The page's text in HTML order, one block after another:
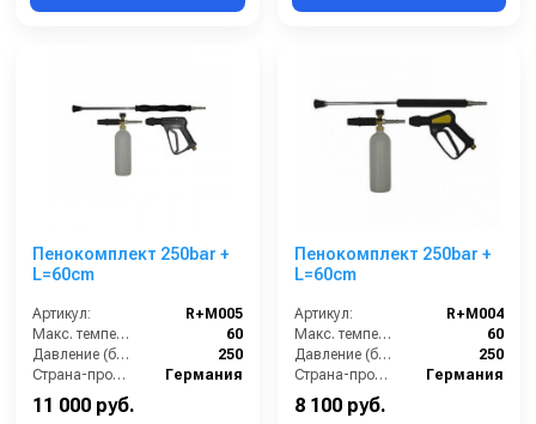
Пенокомплект 250bar +
L=60cm
Артикул:
R+M005
Макс. температура горячей воды (°C):
60
Давление (бар):
250
Страна-производитель:
Германия
11 000 руб.
Пенокомплект 250bar +
L=60cm
Артикул:
R+M004
Макс. температура горячей воды (°C):
60
Давление (бар):
250
Страна-производитель:
Германия
8 100 руб.